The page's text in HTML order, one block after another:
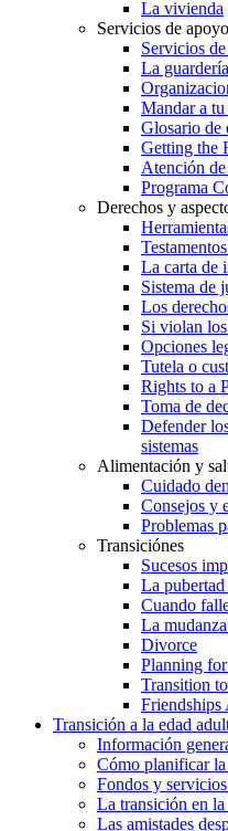
La vivienda
Servicios de apoyo
Servicios
La guardería
Mandar a
Glosario de
Getting the
Atención
Programa
Derechos y
La carta de
Sistema de
Los
Si violan
Opciones
Tutela o
Rights to a
Toma de
Defender
sistemas
Alimentación y
Cuidado
Consejos y
Problemas
Transiciónes
Sucesos
La
Cuando
La
Divorce
Planning
Transition
Transición a la edad
Información
Cómo planificar la
Fondos y
La transición en
Las amistades